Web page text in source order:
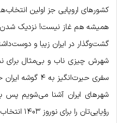
کشورهای اروپایی جز اولین
همیشه هم غاز نیست! نزدیک شدن
گشت‌وگذار در ایران زیبا و
شهرش چیزی ناب و بی‌مثال برای
سفری حیرت‌انگیز
شهرهای ایران آشنا می‌شویم پس
رؤیایی‌تان را برای نوروز ۱۴۰۳ انتخاب کنید.